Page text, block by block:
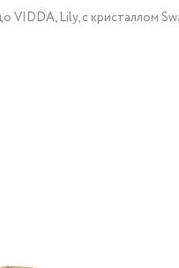
VIDDA, Lily, с кристаллом